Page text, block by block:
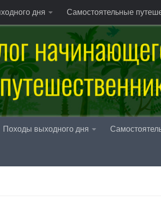
дня Самостоятельные
Походы выходного дня